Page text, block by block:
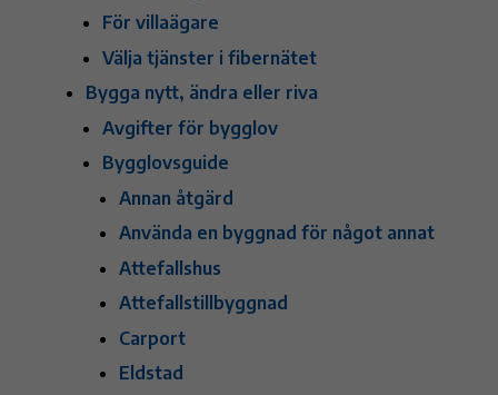
För villaägare
Välja tjänster i fibernätet
Bygga nytt, ändra eller riva
Avgifter för bygglov
Bygglovsguide
Annan åtgärd
Använda en byggnad för något annat
Attefallshus
Attefallstillbyggnad
Carport
Eldstad